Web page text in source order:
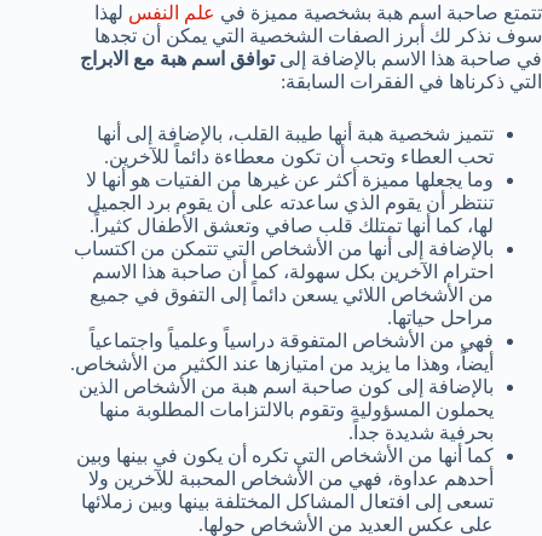
تتمتع صاحبة اسم هبة بشخصية مميزة في علم النفس لهذا
سوف نذكر لك أبرز الصفات الشخصية التي يمكن أن تجدها
في صاحبة هذا الاسم بالإضافة إلىتوافق اسم هبة مع الابراج
التي ذكرناها في الفقرات السابقة:
تتميز شخصية هبة أنها طيبة القلب، بالإضافة إلى أنها
تحب العطاء وتحب أن تكون معطاءة دائماً للآخرين.
وما يجعلها مميزة أكثر عن غيرها من الفتيات هو أنها لا
تنتظر أن يقوم الذي ساعدته على أن يقوم برد الجميل
لها، كما أنها تمتلك قلب صافي وتعشق الأطفال كثيراً.
بالإضافة إلى أنها من الأشخاص التي تتمكن من اكتساب
احترام الآخرين بكل سهولة، كما أن صاحبة هذا الاسم
من الأشخاص اللائي يسعن دائماً إلى التفوق في جميع
مراحل حياتها.
فهي من الأشخاص المتفوقة دراسياً وعلمياً واجتماعياً
أيضاً، وهذا ما يزيد من امتيازها عند الكثير من الأشخاص.
بالإضافة إلى كون صاحبة اسم هبة من الأشخاص الذين
يحملون المسؤولية وتقوم بالالتزامات المطلوبة منها
بحرفية شديدة جداً.
كما أنها من الأشخاص التي تكره أن يكون في بينها وبين
أحدهم عداوة، فهي من الأشخاص المحببة للآخرين ولا
تسعى إلى افتعال المشاكل المختلفة بينها وبين زملائها
على عكس العديد من الأشخاص حولها.